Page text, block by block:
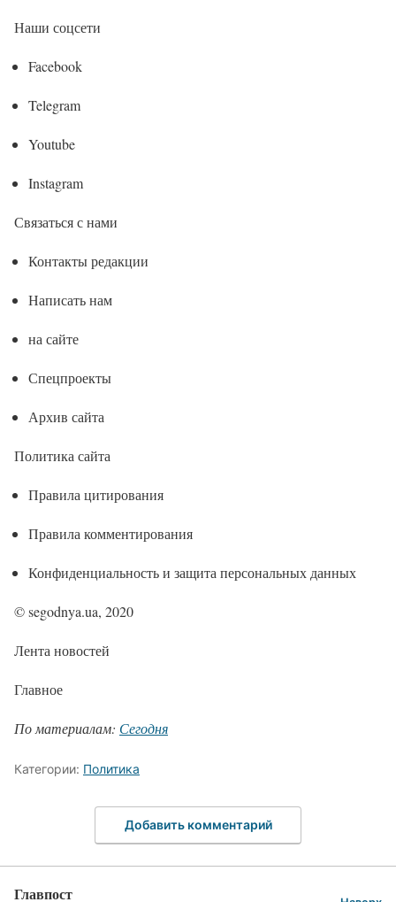
Наши соцсети
Facebook
Telegram
Youtube
Instagram
Связаться с нами
Контакты редакции
Написать нам
на сайте
Спецпроекты
Архив сайта
Политика сайта
Правила цитирования
Правила комментирования
Конфиденциальность и защита персональных данных
© segodnya.ua, 2020
Лента новостей
Главное
По материалам: Сегодня
Категории: Политика
Добавить комментарий
Главпост